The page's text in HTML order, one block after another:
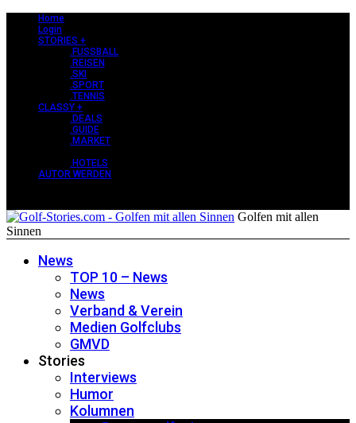
Home
Login
STORIES +
.FUSSBALL
.REISEN
.SKI
.SPORT
.TENNIS
CLASSY +
.DEALS
.GUIDE
.MARKET
.HOTELS
AUTOR WERDEN
Golfen mit allen
Sinnen
News
TOP 10 – News
News
Verband & Verein
Medien Golfclubs
GMVD
Stories
Interviews
Humor
Kolumnen